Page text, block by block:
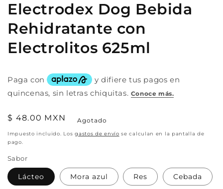
modal
Electrodex Dog Bebida
Rehidratante con
Electrolitos 625ml
Precio
habitual
$ 48.00 MXN Agotado
Impuesto incluido. Losgastos de envío se calculan en la pantalla de
pago.
Sabor
Lácteo Mora azul Res Cebada